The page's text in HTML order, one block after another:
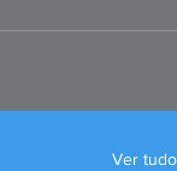
Ver tudo